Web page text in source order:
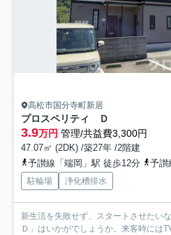
高松市国分寺町新居
プロスペリティ Ｄ
3.9万円 管理/共益費3,300円
47.07㎡ (2DK) /築27年 /2階建
予讃線「端岡」駅 徒歩12分
予讃
駐輪場 浄化槽排水
新生活を失敗せず、スタートさせたい
Ｄ」はいかがでしょうか。来客時には